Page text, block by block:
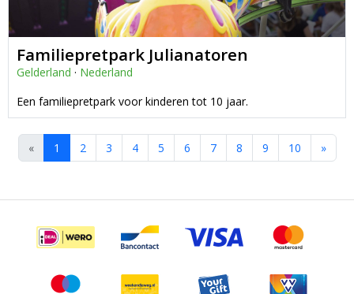
Familiepretpark Julianatoren
Gelderland · Nederland
Een familiepretpark voor kinderen tot 10 jaar.
« 1 2 3 4 5 6 7 8 9 10 »